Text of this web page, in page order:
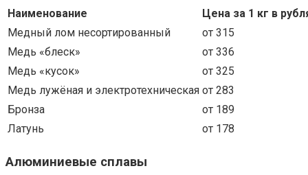
Наименование
Цена за 1 кг в
Медный лом несортированный
от 315
Медь «блеск»
от 336
Медь «кусок»
от 325
Медь лужёная и электротехническая от 283
Бронза
от 189
Латунь
от 178
Алюминиевые сплавы